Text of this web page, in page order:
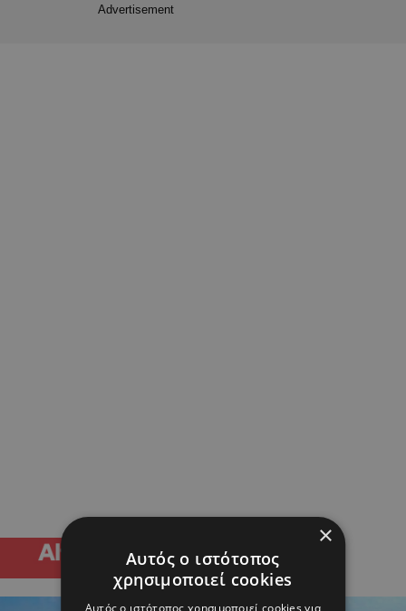
Advertisement
×
Αυτός ο ιστότοπος
χρησιμοποιεί cookies
Αυτός ο ιστότοπος χρησιμοποιεί cookies για